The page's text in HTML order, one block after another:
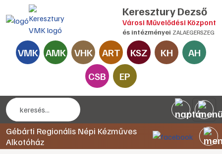
Keresztury Dezső
Városi Művelődési Központ
és intézményei ZALAEGERSZEG
VMK AMK VHK ART KSZ KH
AH
CSB
EP
Gébárti Regionális Népi Kézműves
Alkotóház